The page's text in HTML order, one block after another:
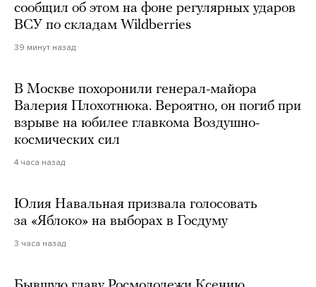
сообщил об этом на фоне регулярных ударов
ВСУ по складам Wildberries
39 минут назад
В Москве похоронили генерал-майора
Валерия Плохотнюка. Вероятно, он погиб при
взрыве на юбилее главкома Воздушно-
космических сил
4 часа назад
Юлия Навальная призвала голосовать
за «Яблоко» на выборах в Госдуму
3 часа назад